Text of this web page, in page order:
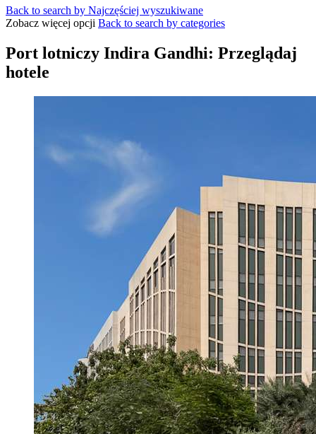
Back to search by Najczęściej wyszukiwane
Zobacz więcej opcji Back to search by categories
Port lotniczy Indira Gandhi: Przeglądaj
hotele